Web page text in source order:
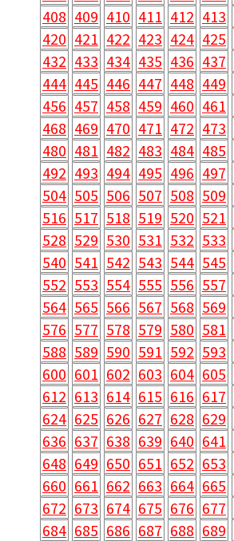
408 409 410 411 412 413
420 421 422 423 424 425
432 433 434 435 436 437
444 445 446 447 448 449
456 457 458 459 460 461
468 469 470 471 472 473
480 481 482 483 484 485
492 493 494 495 496 497
504 505 506 507 508 509
516 517 518 519 520 521
528 529 530 531 532 533
540 541 542 543 544 545
552 553 554 555 556 557
564 565 566 567 568 569
576 577 578 579 580 581
588 589 590 591 592 593
600 601 602 603 604 605
612 613 614 615 616 617
624 625 626 627 628 629
636 637 638 639 640 641
648 649 650 651 652 653
660 661 662 663 664 665
672 673 674 675 676 677
684 685 686 687 688 689